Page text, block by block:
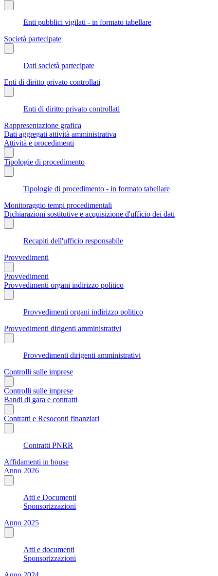
Enti pubblici vigilati - in formato tabellare
Società partecipate
Dati società partecipate
Enti di diritto privato controllati
Enti di diritto privato controllati
Rappresentazione grafica
Dati aggregati attività amministrativa
Attività e procedimenti
Tipologie di procedimento
Tipologie di procedimento - in formato tabellare
Monitoraggio tempi procedimentali
Dichiarazioni sostitutive e acquisizione d'ufficio dei dati
Recapiti dell'ufficio responsabile
Provvedimenti
Provvedimenti
Provvedimenti organi indirizzo politico
Provvedimenti organi indirizzo politico
Provvedimenti dirigenti amministrativi
Provvedimenti dirigenti amministrativi
Controlli sulle imprese
Controlli sulle imprese
Bandi di gara e contratti
Contratti e Resoconti finanziari
Contratti PNRR
Affidamenti in house
Anno 2026
Atti e Documenti
Sponsorizzazioni
Anno 2025
Atti e documenti
Sponsorizzazioni